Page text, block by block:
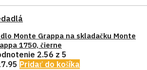
Monte Grappa na skladačku Monte
1750, čierne
2.56 z 5
Pridať do košíka